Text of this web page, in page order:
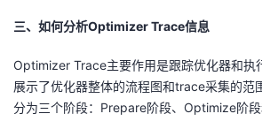
三、 如何分析Optimizer Trace信息
Optimizer Trace主要作用是跟踪优化器和执
展示了优化器整体的流程图和trace采集的范
分为三个阶段：Prepare阶段、Optimize阶段